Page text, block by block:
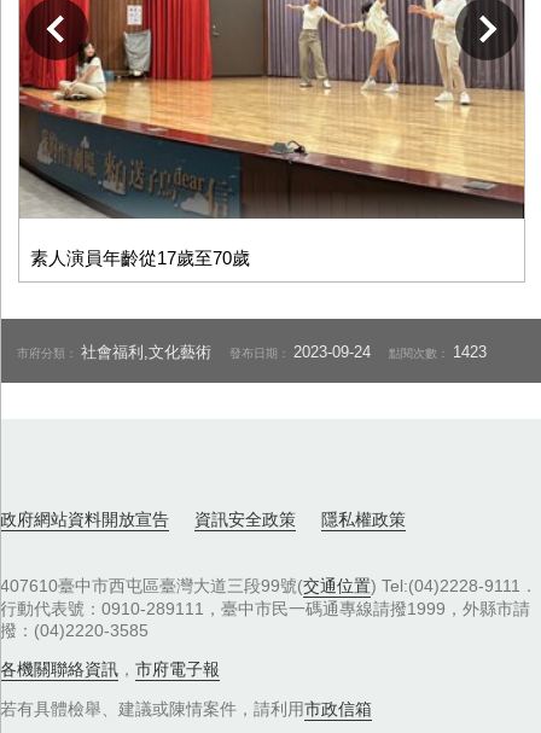
素人演員年齡從17歲至70歲
下一張
市府分類：社會福利,文化藝術 發布日期： 2023-09-24 點閱次數： 1423
政府網站資料開放宣告 資訊安全政策 隱私權政策
407610臺中市西屯區臺灣大道三段99號(交通位置) Tel:(04)2228-9111．
行動代表號：0910-289111，臺中市民一碼通專線請撥1999，外縣市請
撥：(04)2220-3585
各機關聯絡資訊 ， 市府電子報
若有具體檢舉、建議或陳情案件，請利用市政信箱